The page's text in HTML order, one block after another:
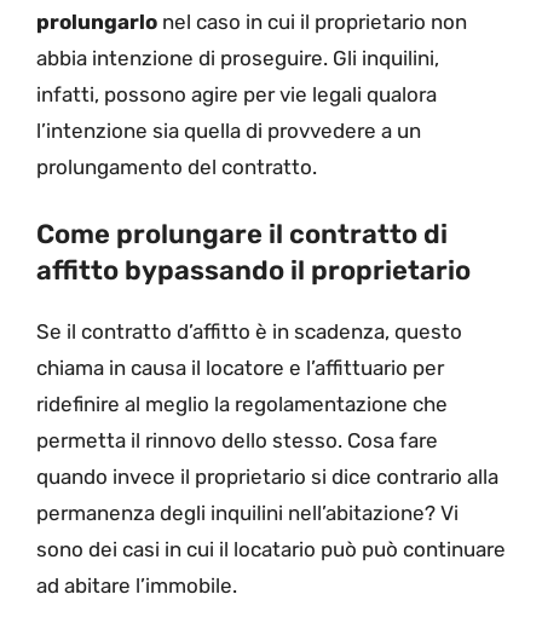
prolungarlo nel caso in cui il proprietario non
abbia intenzione di proseguire. Gli inquilini,
infatti, possono agire per vie legali qualora
l’intenzione sia quella di provvedere a un
prolungamento del contratto.
Come prolungare il contratto di
affitto bypassando il proprietario
Se il contratto d’affitto è in scadenza, questo
chiama in causa il locatore e l’affittuario per
ridefinire al meglio la regolamentazione che
permetta il rinnovo dello stesso. Cosa fare
quando invece il proprietario si dice contrario alla
permanenza degli inquilini nell’abitazione? Vi
sono dei casi in cui il locatario può può continuare
ad abitare l’immobile.